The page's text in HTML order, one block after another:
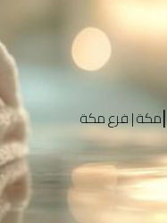
|مكة | فرع مكة